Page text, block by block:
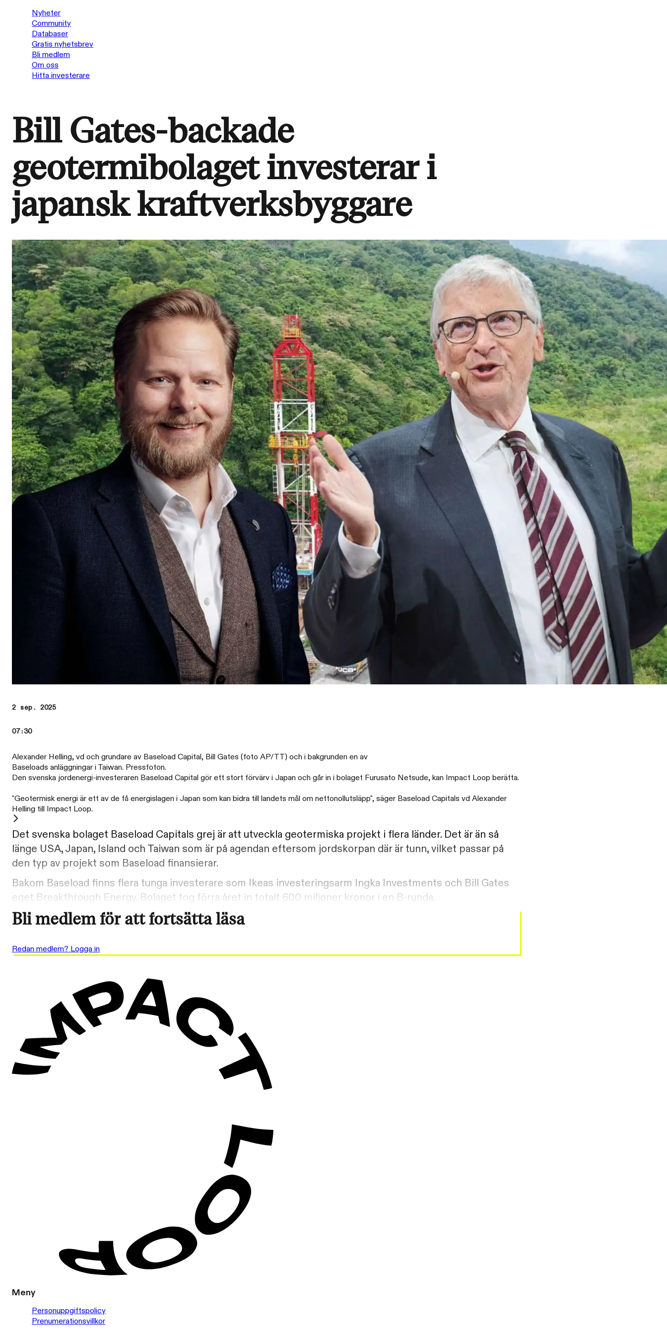
Nyheter
Community
Databaser
Gratis nyhetsbrev
Bli medlem
Om oss
Hitta investerare
Bill Gates-backade
geotermibolaget investerar i
japansk kraftverksbyggare
2 sep. 2025
07:30
Alexander Helling, vd och grundare av Baseload Capital, Bill Gates (foto AP/TT) och i bakgrunden en av
Baseloads anläggningar i Taiwan. Pressfoton.
Den svenska jordenergi-investeraren Baseload Capital gör ett stort förvärv i Japan och går in i bolaget Furusato Netsude, kan Impact Loop berätta.
"Geotermisk energi är ett av de få energislagen i Japan som kan bidra till landets mål om nettonollutsläpp", säger Baseload Capitals vd Alexander
Helling till Impact Loop.
Det svenska bolaget Baseload Capitals grej är att utveckla geotermiska projekt i flera länder. Det är än så
länge USA, Japan, Island och Taiwan som är på agendan eftersom jordskorpan där är tunn, vilket passar på
den typ av projekt som Baseload finansierar.
Bakom Baseload finns flera tunga investerare som Ikeas investeringsarm Ingka Investments och Bill Gates
eget Breakthrough Energy. Bolaget tog förra året in totalt 600 miljoner kronor i en B-runda.
Bli medlem för att fortsätta läsa
Redan medlem? Logga in
Meny
Personuppgiftspolicy
Prenumerationsvillkor